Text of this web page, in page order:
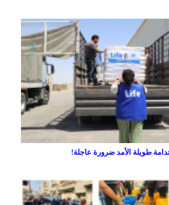
طويلة الأمد ضرورة عاجلة!